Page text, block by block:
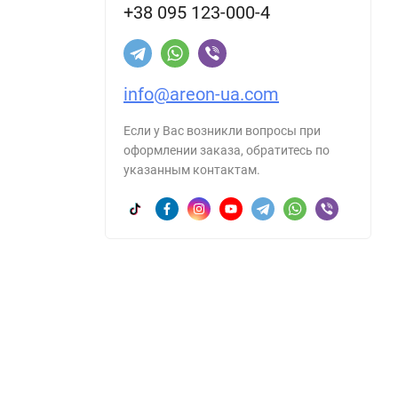
+38 095 123-000-4
info@areon-ua.com
Если у Вас возникли вопросы при
оформлении заказа, обратитесь по
указанным контактам.